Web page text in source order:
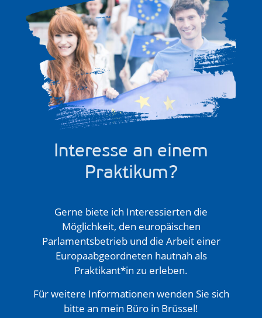
Interesse an einem
Praktikum?
Gerne biete ich Interessierten die
Möglichkeit, den europäischen
Parlamentsbetrieb und die Arbeit einer
Europaabgeordneten hautnah als
Praktikant*in zu erleben.
Für weitere Informationen wenden Sie sich
bitte an mein Büro in Brüssel!